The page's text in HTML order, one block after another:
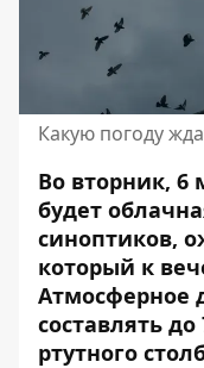
Какую погоду
Во вторник, 6
будет
синоптиков,
который к
Атмосферное
составлять
ртутного